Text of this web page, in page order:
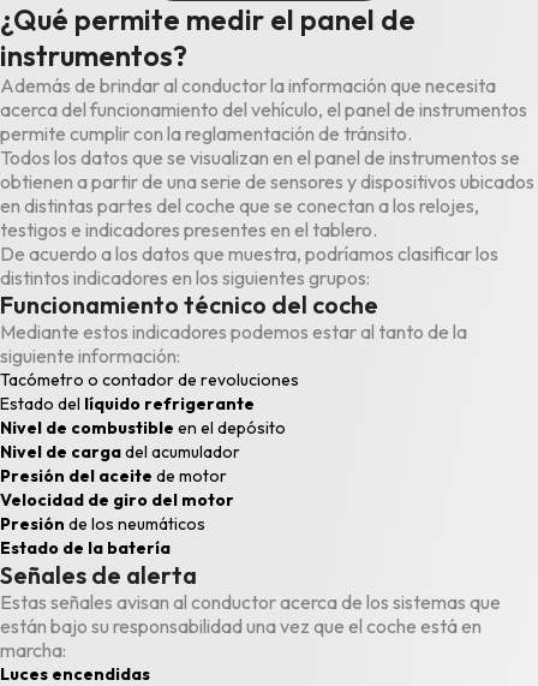
¿Qué permite medir el panel de
instrumentos?
Además de brindar al conductor la información que necesita
acerca del funcionamiento del vehículo, el panel de instrumentos
permite cumplir con la reglamentación de tránsito.
Todos los datos que se visualizan en el panel de instrumentos se
obtienen a partir de una serie de sensores y dispositivos ubicados
en distintas partes del coche que se conectan a los relojes,
testigos e indicadores presentes en el tablero.
De acuerdo a los datos que muestra, podríamos clasificar los
distintos indicadores en los siguientes grupos:
Funcionamiento técnico del coche
Mediante estos indicadores podemos estar al tanto de la
siguiente información:
Tacómetro o contador de revoluciones
Estado del líquido refrigerante
Nivel de combustible en el depósito
Nivel de cargadel acumulador
Presión del aceite de motor
Velocidad de giro del motor
Presión de los neumáticos
Estado de la batería
Señales de alerta
Estas señales avisan al conductor acerca de los sistemas que
están bajo su responsabilidad una vez que el coche está en
marcha:
Luces encendidas